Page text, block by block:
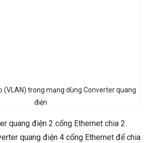
(VLAN) trong mạng dùng Converter quang
điện
quang điện 2 cổng Ethernet chia 2
quang điện 4 cổng Ethernet để chia